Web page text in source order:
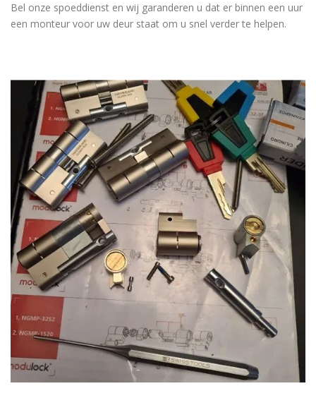
Bel onze spoeddienst en wij garanderen u dat er binnen een uur
een monteur voor uw deur staat om u snel verder te helpen.